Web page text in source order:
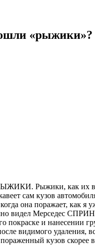
«рыжики»?
РЫЖИКИ. Рыжики, как их
сам кузов
она поражает, как я
видел Мерседес
покраске и нанесении
видимого удаления,
кузов скорее